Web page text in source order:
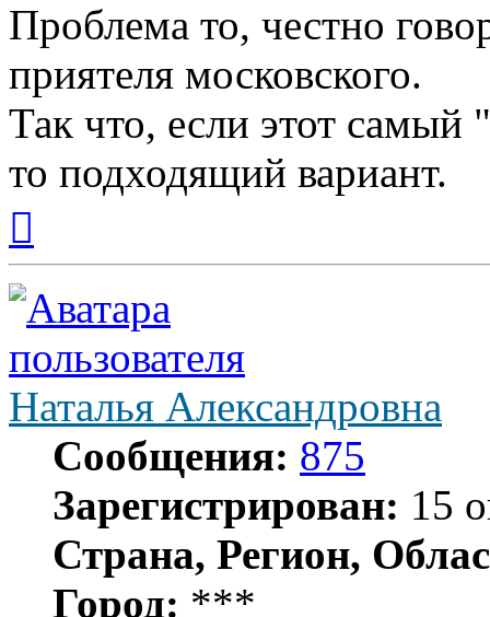
Проблема то, честно
приятеля московского.
Так что, если этот самый
то подходящий вариант.
началу
Наталья Александровна
Сообщения: 875
Зарегистрирован: 15
Страна, Регион,
Город: ***